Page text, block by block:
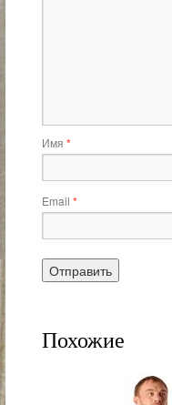
Имя *
Email *
Похожие